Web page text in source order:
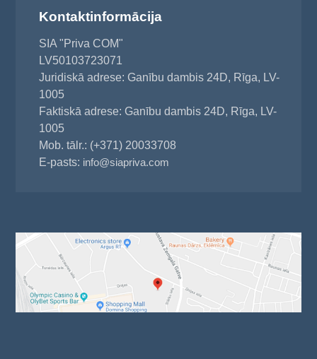
Kontaktinformācija
SIA "Priva COM"
LV50103723071
Juridiskā adrese: Ganību dambis 24D, Rīga, LV-
1005
Faktiskā adrese: Ganību dambis 24D, Rīga, LV-
1005
Mob. tālr.: (+371) 20033708
E-pasts: info@siapriva.com